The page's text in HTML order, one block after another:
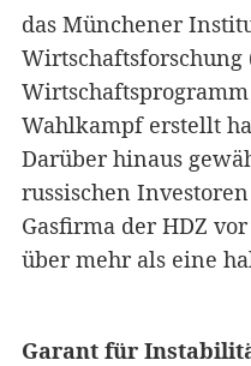
das Münchener
Wirtschaftsforschung
Wahlkampf erstellt
Darüber hinaus
russischen
Gasfirma der HDZ
über mehr als eine
Garant für